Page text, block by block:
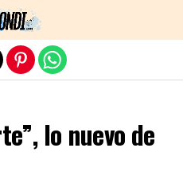
lo nuevo de
version